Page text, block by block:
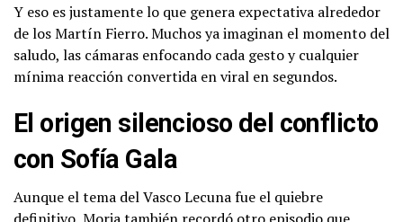
Y eso es justamente lo que genera expectativa alrededor
de los Martín Fierro. Muchos ya imaginan el momento del
saludo, las cámaras enfocando cada gesto y cualquier
mínima reacción convertida en viral en segundos.
El origen silencioso del conflicto
con Sofía Gala
Aunque el tema del Vasco Lecuna fue el quiebre